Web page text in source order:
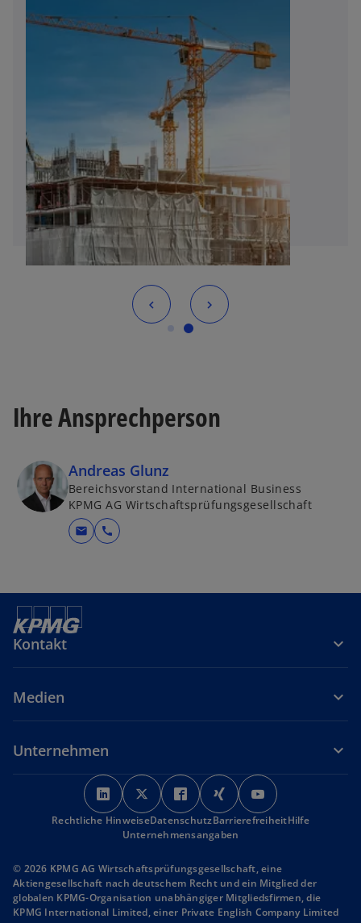
Ihre Ansprechperson
Andreas Glunz
Bereichsvorstand International Business
KPMG AG Wirtschaftsprüfungsgesellschaft
mail call
Kontakt
Medien
Unternehmen
w
i
r
d
n
e
i
w
i
r
d
n
e
i
w
i
r
d
n
e
i
w
i
r
i
n
e
i
i
r
n
e
i
Rechtliche HinweiseDatenschutzBarrierefreiheitHilfe
Unternehmensangaben
© 2026 KPMG AG Wirtschaftsprüfungsgesellschaft, eine
Aktiengesellschaft nach deutschem Recht und ein Mitglied der
globalen KPMG-Organisation unabhängiger Mitgliedsfirmen, die
KPMG International Limited, einer Private English Company Limited